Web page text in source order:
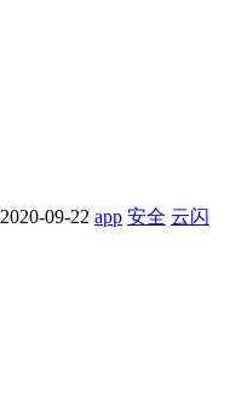
2020-09-22 app 安全 云闪